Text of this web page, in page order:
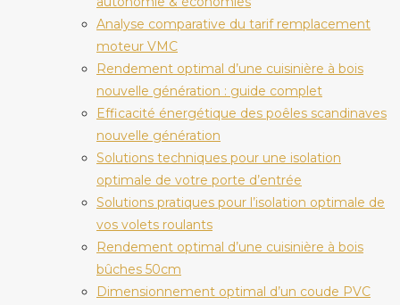
Analyse comparative du tarif remplacement
moteur VMC
Rendement optimal d’une cuisinière à bois
nouvelle génération : guide complet
Efficacité énergétique des poêles scandinaves
nouvelle génération
Solutions techniques pour une isolation
optimale de votre porte d’entrée
Solutions pratiques pour l’isolation optimale de
vos volets roulants
Rendement optimal d’une cuisinière à bois
bûches 50cm
Dimensionnement optimal d’un coude PVC